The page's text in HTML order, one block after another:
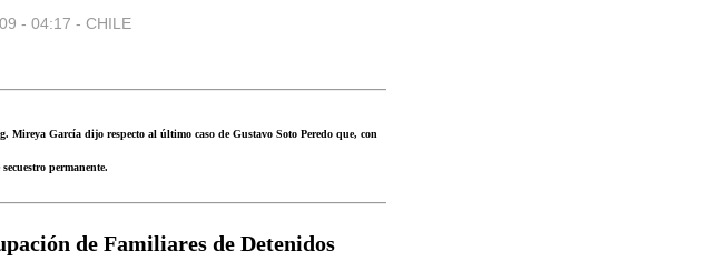
- 04:17 - CHILE
Mireya García dijo respecto al último caso de Gustavo Soto Peredo que, con
permanente.
de Familiares de Detenidos